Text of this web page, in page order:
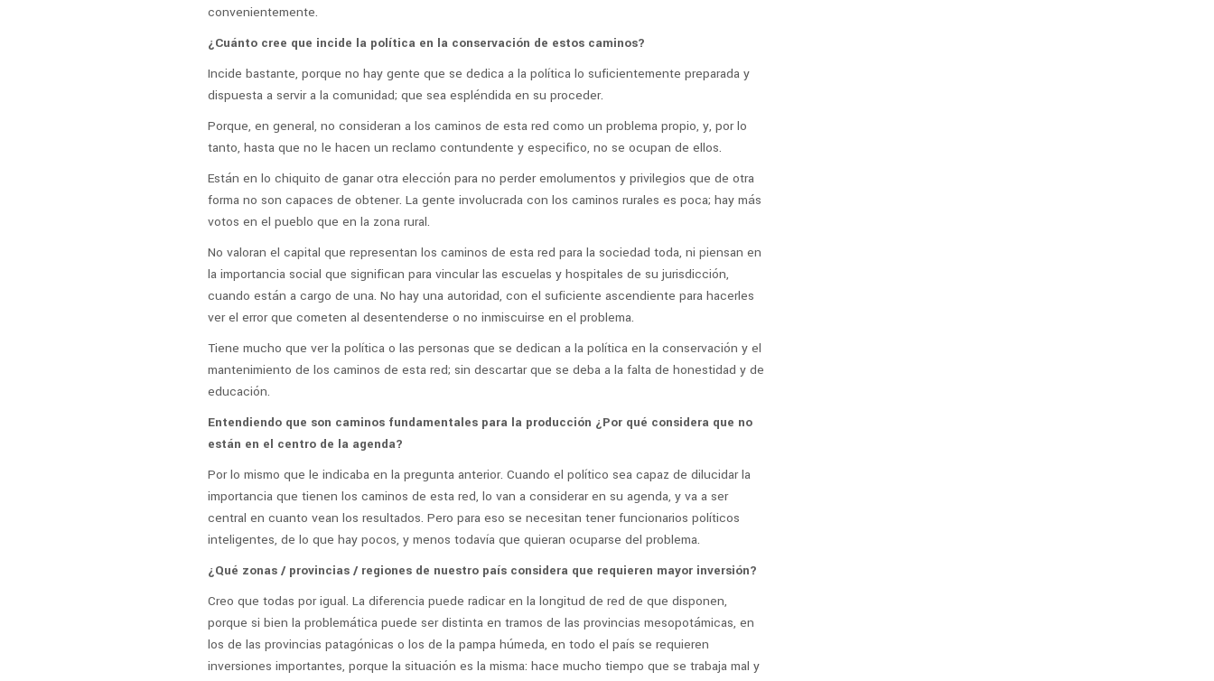
convenientemente.
¿Cuánto cree que incide la política en la conservación de estos caminos?
Incide bastante, porque no hay gente que se dedica a la política lo suficientemente preparada y
dispuesta a servir a la comunidad; que sea espléndida en su proceder.
Porque, en general, no consideran a los caminos de esta red como un problema propio, y, por lo
tanto, hasta que no le hacen un reclamo contundente y especifico, no se ocupan de ellos.
Están en lo chiquito de ganar otra elección para no perder emolumentos y privilegios que de otra
forma no son capaces de obtener. La gente involucrada con los caminos rurales es poca; hay más
votos en el pueblo que en la zona rural.
No valoran el capital que representan los caminos de esta red para la sociedad toda, ni piensan en
la importancia social que significan para vincular las escuelas y hospitales de su jurisdicción,
cuando están a cargo de una. No hay una autoridad, con el suficiente ascendiente para hacerles
ver el error que cometen al desentenderse o no inmiscuirse en el problema.
Tiene mucho que ver la política o las personas que se dedican a la política en la conservación y el
mantenimiento de los caminos de esta red; sin descartar que se deba a la falta de honestidad y de
educación.
Entendiendo que son caminos fundamentales para la producción ¿Por qué considera que no
están en el centro de la agenda?
Por lo mismo que le indicaba en la pregunta anterior. Cuando el político sea capaz de dilucidar la
importancia que tienen los caminos de esta red, lo van a considerar en su agenda, y va a ser
central en cuanto vean los resultados. Pero para eso se necesitan tener funcionarios políticos
inteligentes, de lo que hay pocos, y menos todavía que quieran ocuparse del problema.
¿Qué zonas / provincias / regiones de nuestro país considera que requieren mayor inversión?
Creo que todas por igual. La diferencia puede radicar en la longitud de red de que disponen,
porque si bien la problemática puede ser distinta en tramos de las provincias mesopotámicas, en
los de las provincias patagónicas o los de la pampa húmeda, en todo el país se requieren
inversiones importantes, porque la situación es la misma: hace mucho tiempo que se trabaja mal y